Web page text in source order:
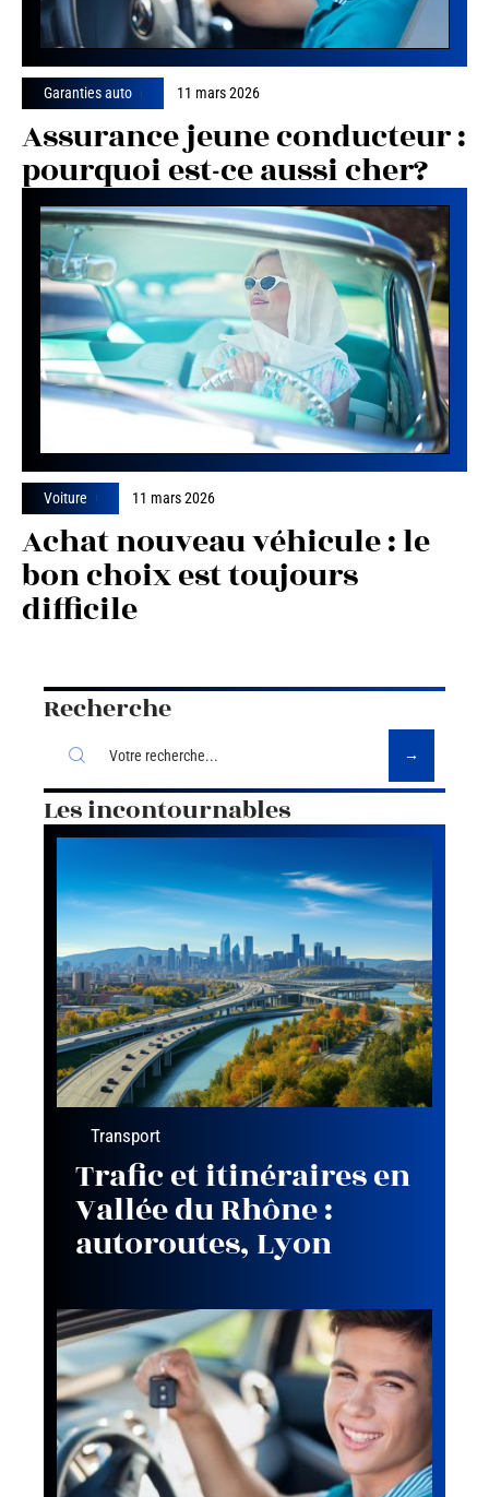
Garanties auto 11 mars 2026
Assurance jeune conducteur :
pourquoi est-ce aussi cher?
Voiture 11 mars 2026
Achat nouveau véhicule : le
bon choix est toujours
difficile
Recherche
Les incontournables
Transport
Trafic et itinéraires en
Vallée du Rhône :
autoroutes, Lyon